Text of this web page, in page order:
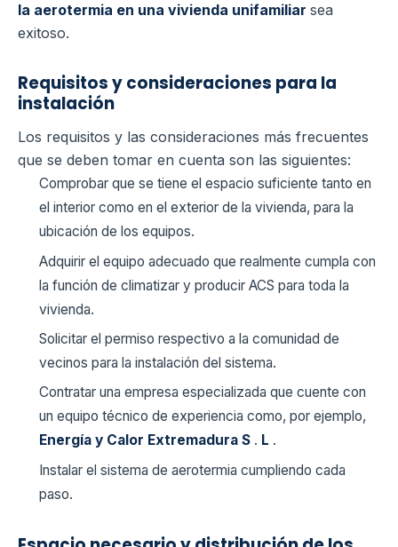
la aerotermia en una vivienda unifamiliar sea
exitoso.
Requisitos y consideraciones para la
instalación
Los requisitos y las consideraciones más frecuentes
que se deben tomar en cuenta son las siguientes:
Comprobar que se tiene el espacio suficiente tanto en
el interior como en el exterior de la vivienda, para la
ubicación de los equipos.
Adquirir el equipo adecuado que realmente cumpla con
la función de climatizar y producir ACS para toda la
vivienda.
Solicitar el permiso respectivo a la comunidad de
vecinos para la instalación del sistema.
Contratar una empresa especializada que cuente con
un equipo técnico de experiencia como, por ejemplo,
Energía y Calor Extremadura S . L .
Instalar el sistema de aerotermia cumpliendo cada
paso.